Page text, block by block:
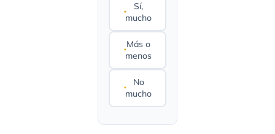
Sí,
mucho
Más o
menos
No
mucho